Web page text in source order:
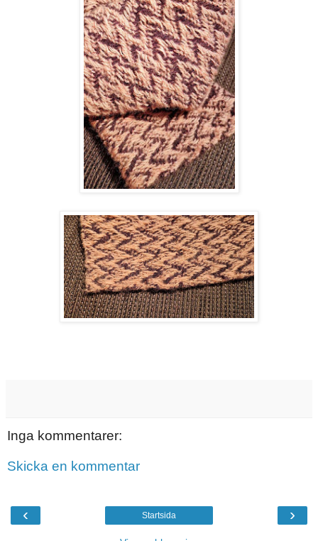
Inga kommentarer:
Skicka en kommentar
‹ ›
Startsida